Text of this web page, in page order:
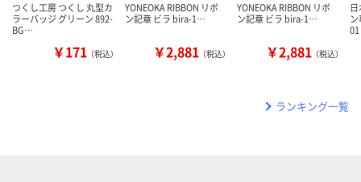
つくし工房 つくし 丸型カ
ラーバッジ グリーン 892-
BG…
￥171 （税込）
YONEOKA RIBBON リボ
ン記章 ビラ bira-1…
￥2,881 （税込）
YONEOKA RIBBON リボ
ン記章 ビラ bira-1…
￥2,881 （税込）
ランキング一覧